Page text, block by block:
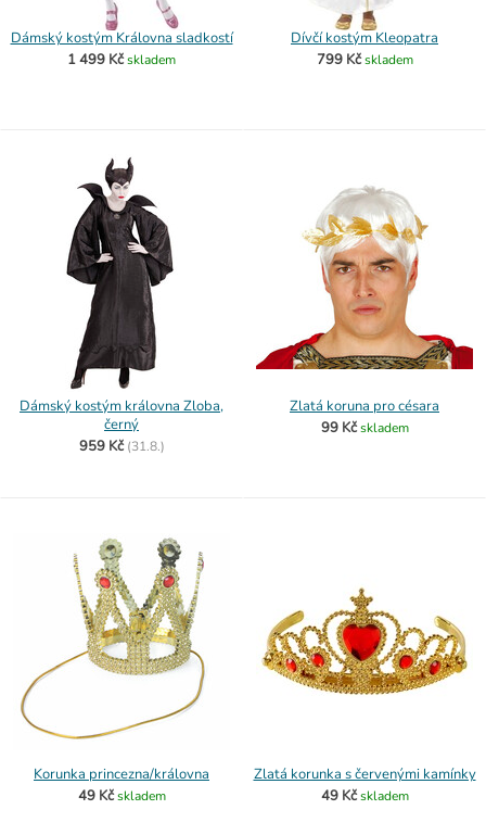
Dámský kostým Královna sladkostí
1 499 Kčskladem
Dívčí kostým Kleopatra
799 Kč skladem
Dámský kostým královna Zloba,
černý
959 Kč (31.8.)
Zlatá koruna pro césara
99 Kč skladem
Korunka princezna/královna
49 Kč skladem
Zlatá korunka s červenými kamínky
49 Kč skladem